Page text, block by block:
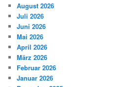
August 2026
Juli 2026
Juni 2026
Mai 2026
April 2026
März 2026
Februar 2026
Januar 2026